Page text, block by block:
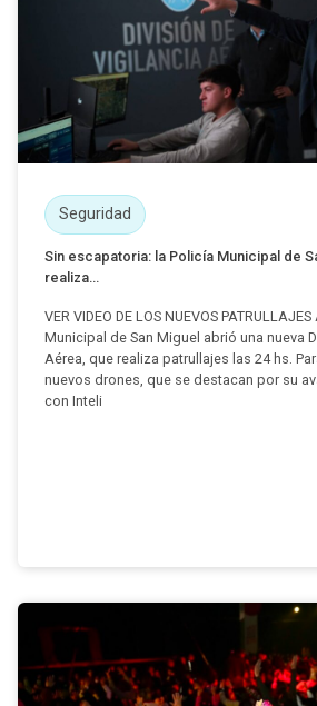
Seguridad
Sin escapatoria: la Policía Municipal de
realiza...
VER VIDEO DE LOS NUEVOS
Municipal de San Miguel abrió una nueva
Aérea, que realiza patrullajes las 24 hs.
nuevos drones, que se destacan por su
con Inteli